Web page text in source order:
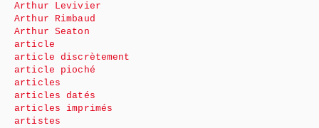
Arthur Levivier
Arthur Rimbaud
Arthur Seaton
article
article discrètement
article pioché
articles
articles datés
articles imprimés
artistes